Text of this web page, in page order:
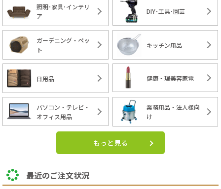
照明･家具･インテリ
ア
DIY･工具･園芸
ガーデニング・ペッ
ト
キッチン用品
日用品 健康・理美容家電
パソコン・テレビ・
オフィス用品
業務用品・法人様向
け
もっと見る
最近のご注文状況